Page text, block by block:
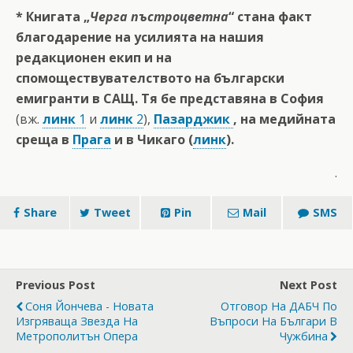
* Книгата „Черга пъстроцветна“ стана факт
благодарение на усилията на нашия
редакционен екип и на
спомоществувателството на български
емигранти в САЩ. Тя бе представяна в София
(вж. линк 1 и линк 2), Пазарджик , на медийната
среща в Прага и в Чикаго (линк).
.
Share Tweet Pin Mail SMS
Previous Post
Соня Йончева - Новата
Изгряваща Звезда На
Метрополитън Опера
Next Post
Oтговор На ДАБЧ По
Въпроси На Българи В
Чужбина